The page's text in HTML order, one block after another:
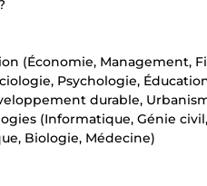
(Économie, Management,
Psychologie,
durable,
(Informatique, Génie
Biologie, Médecine)